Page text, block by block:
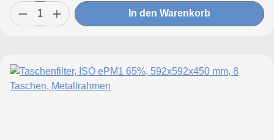
In den Warenkorb